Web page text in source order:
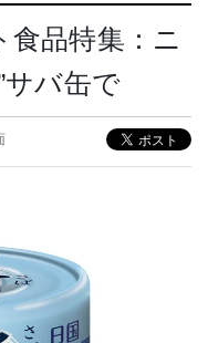
食品特集：ニ
バ缶で